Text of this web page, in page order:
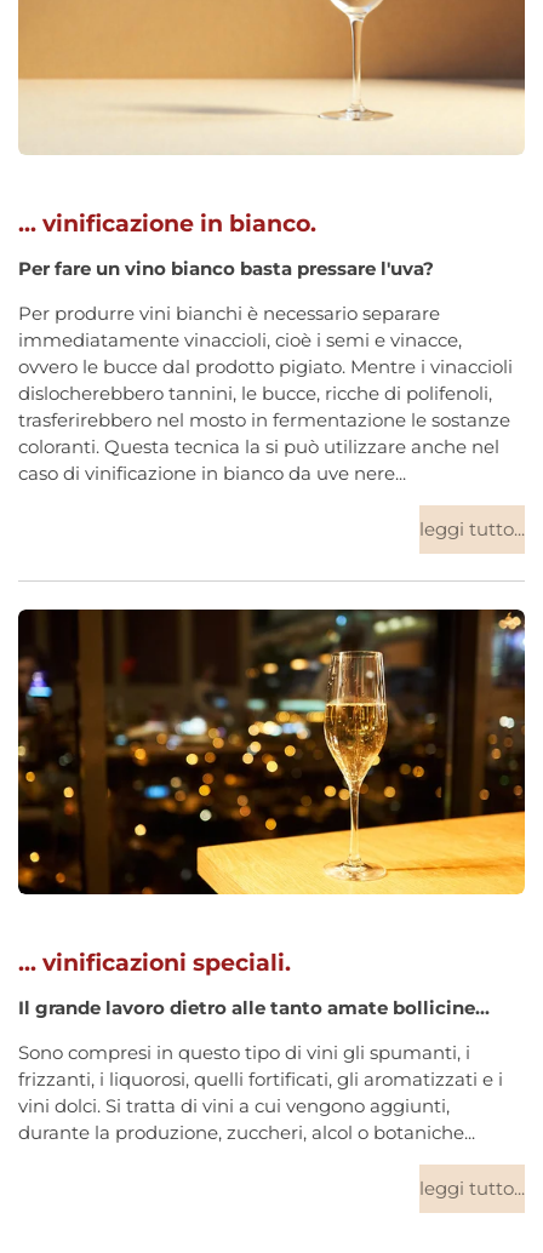
... vinificazione in bianco.
Per fare un vino bianco basta pressare l'uva?
Per produrre vini bianchi è necessario separare
immediatamente vinaccioli, cioè i semi e vinacce,
ovvero le bucce dal prodotto pigiato. Mentre i vinaccioli
dislocherebbero tannini, le bucce, ricche di polifenoli,
trasferirebbero nel mosto in fermentazione le sostanze
coloranti. Questa tecnica la si può utilizzare anche nel
caso di vinificazione in bianco da uve nere...
leggi tutto...
... vinificazioni speciali.
Il grande lavoro dietro alle tanto amate bollicine...
Sono compresi in questo tipo di vini gli spumanti, i
frizzanti, i liquorosi, quelli fortificati, gli aromatizzati e i
vini dolci. Si tratta di vini a cui vengono aggiunti,
durante la produzione, zuccheri, alcol o botaniche...
leggi tutto...